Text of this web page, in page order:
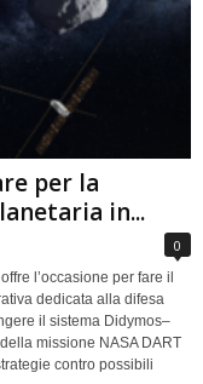
per la
in...
0
l’occasione per fare il
dedicata alla difesa
il sistema Didymos–
missione NASA DART
contro possibili